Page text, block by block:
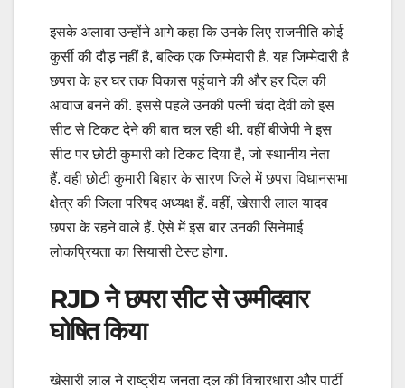
इसके अलावा उन्होंने आगे कहा कि उनके लिए राजनीति कोई
कुर्सी की दौड़ नहीं है, बल्कि एक जिम्मेदारी है. यह जिम्मेदारी है
छपरा के हर घर तक विकास पहुंचाने की और हर दिल की
आवाज बनने की. इससे पहले उनकी पत्नी चंदा देवी को इस
सीट से टिकट देने की बात चल रही थी. वहीं बीजेपी ने इस
सीट पर छोटी कुमारी को टिकट दिया है, जो स्थानीय नेता
हैं. वही छोटी कुमारी बिहार के सारण जिले में छपरा विधानसभा
क्षेत्र की जिला परिषद अध्यक्ष हैं. वहीं, खेसारी लाल यादव
छपरा के रहने वाले हैं. ऐसे में इस बार उनकी सिनेमाई
लोकप्रियता का सियासी टेस्ट होगा.
RJD ने छपरा सीट से उम्मीदवार
घोषित किया
खेसारी लाल ने राष्ट्रीय जनता दल की विचारधारा और पार्टी